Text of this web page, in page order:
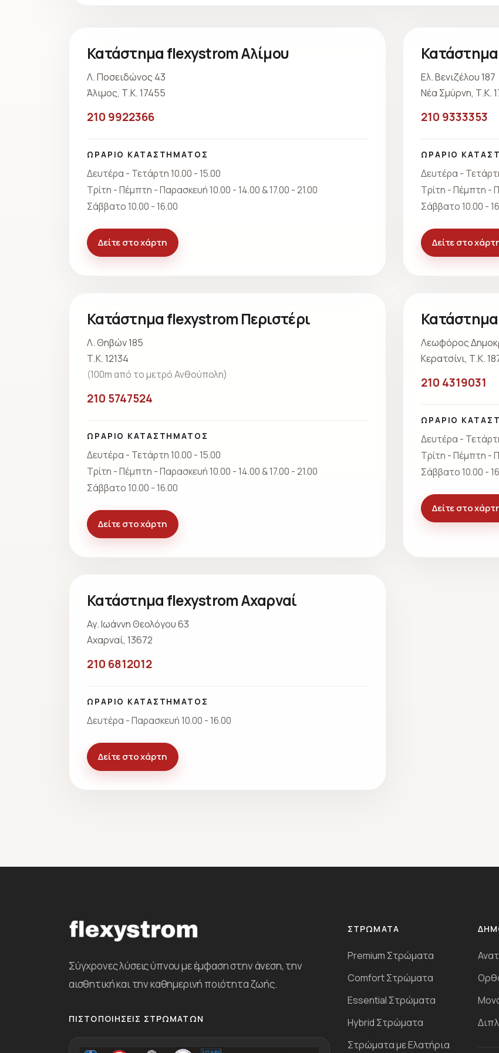
Κατάστημα flexystrom Αλίμου
Λ. Ποσειδώνος 43
Άλιμος, Τ.Κ. 17455
210 9922366
ΩΡΑΡΙΟ ΚΑΤΑΣΤΗΜΑΤΟΣ
Δευτέρα - Τετάρτη 10.00 - 15.00
Τρίτη - Πέμπτη - Παρασκευή 10.00 - 14.00 & 17.00 - 21.00
Σάββατο 10.00 - 16.00
Δείτε στο χάρτη
Ελ. Βενιζέλου 187
Νέα Σμύρνη, Τ.Κ.
210 9333353
ΩΡΑΡΙΟ
Δευτέρα -
Τρίτη - Πέμπτη -
Σάββατο 10.00 -
Δείτε στο
Κατάστημα flexystrom Περιστέρι
Λ. Θηβών 185
Τ.Κ. 12134
(100m από το μετρό Ανθούπολη)
210 5747524
ΩΡΑΡΙΟ ΚΑΤΑΣΤΗΜΑΤΟΣ
Δευτέρα - Τετάρτη 10.00 - 15.00
Τρίτη - Πέμπτη - Παρασκευή 10.00 - 14.00 & 17.00 - 21.00
Σάββατο 10.00 - 16.00
Δείτε στο χάρτη
Λεωφόρος
Κερατσίνι, Τ.Κ.
210 4319031
ΩΡΑΡΙΟ
Δευτέρα -
Τρίτη - Πέμπτη -
Σάββατο 10.00 -
Δείτε στο
Κατάστημα flexystrom Αχαρναί
Αγ. Ιωάννη Θεολόγου 63
Αχαρναί, 13672
210 6812012
ΩΡΑΡΙΟ ΚΑΤΑΣΤΗΜΑΤΟΣ
Δευτέρα - Παρασκευή 10.00 - 16.00
Δείτε στο χάρτη
Σύγχρονες λύσεις ύπνου με έμφαση στην άνεση, την
αισθητική και την καθημερινή ποιότητα ζωής.
ΠΙΣΤΟΠΟΙΉΣΕΙΣ ΣΤΡΩΜΆΤΩΝ
ΣΤΡΏΜΑΤΑ
Premium Στρώματα
Comfort Στρώματα
Essential Στρώματα
Ηybrid Στρώματα
Στρώματα με Ελατήρια